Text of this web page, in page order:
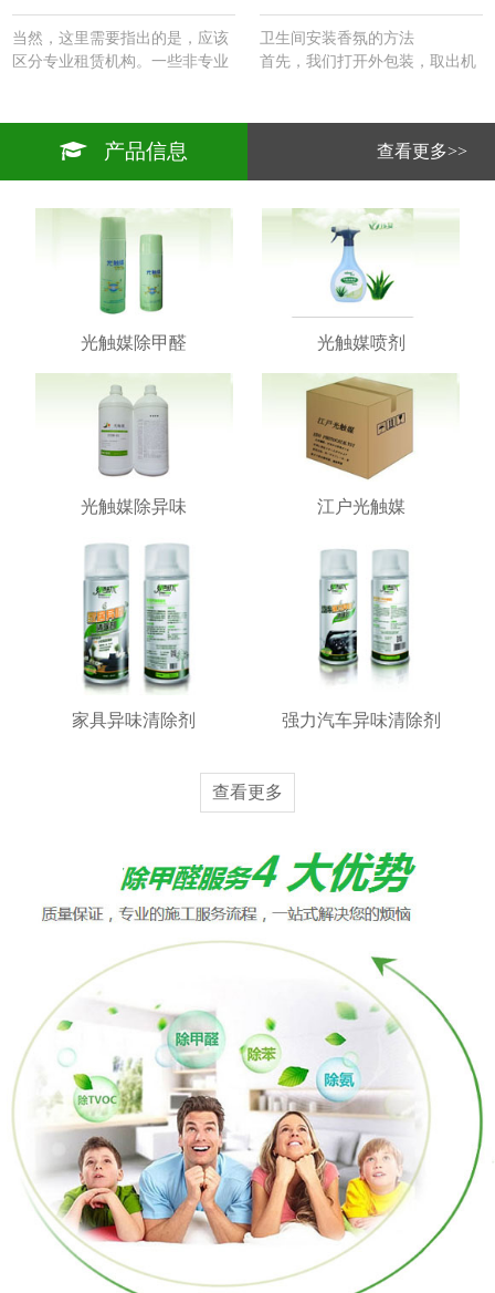
当然，这里需要指出的是，应该
区分专业租赁机构。一些非专业
化面积都比商用机器小一个尺
寸，商用机器的价格是确定的。
卫生间安装香氛的方法
首先，我们打开外包装，取出机
2.然后将机器安装在悬挂板上并
3.取出遥控器并将其调整到您想
要的频率。根据你设定的频率，
这台机器每天都能正常工作。
4、香味为卫生间开发的除臭剂
精油一起使用，达到卫生间除臭
剂除香的效果。
查看更多>>
产品信息
光触媒除甲醛 光触媒喷剂
光触媒除异味 江户光触媒
家具异味清除剂 强力汽车异味清除剂
查看更多